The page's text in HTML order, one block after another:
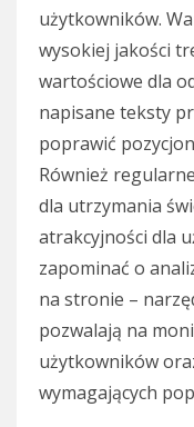
użytkowników.
wysokiej jakości
wartościowe dla
napisane teksty
poprawić
Również
dla utrzymania
atrakcyjności dla
zapominać o
na stronie –
pozwalają na
użytkowników
wymagających